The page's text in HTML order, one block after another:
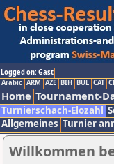
Logged on: Gast
Arabic ARM AZE BIH BUL CAT
Home Tournament-
Turnierschach-Elozahl
Allgemeines Turnier
Willkommen